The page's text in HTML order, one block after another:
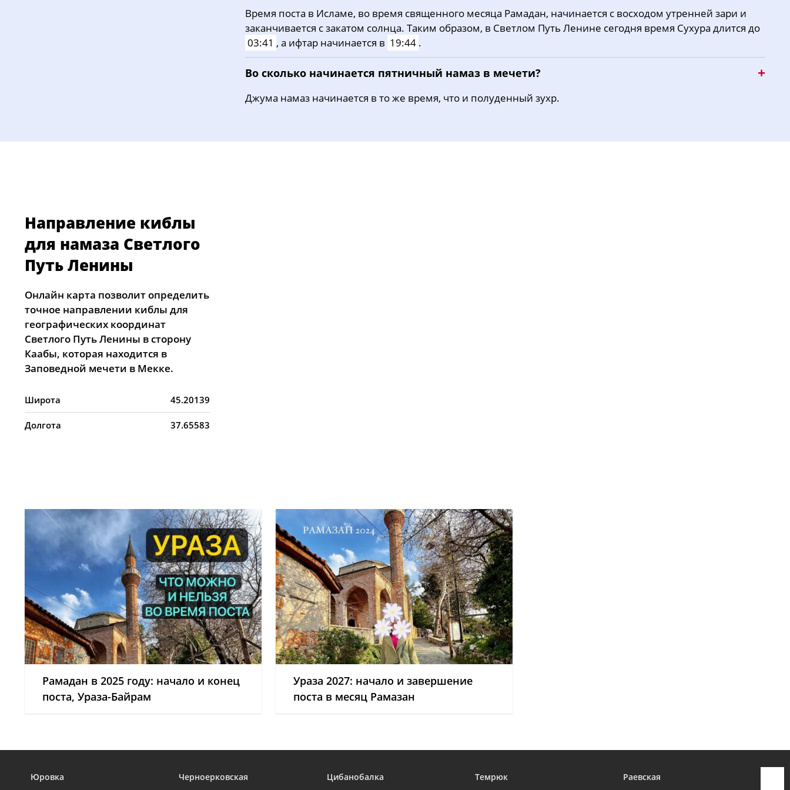
30, Вс
04:15 05:48 12:30 16:14 19:11
20:38
31, Пн
04:17 05:50 19:09 20:35
Время поста в Исламе, во время священного месяца Рамадан, начинается с восходом утренней зари и
заканчивается с закатом солнца. Таким образом, в Светлом Путь Ленине сегодня время Сухура длится до
03:41 , а ифтар начинается в 19:44 .
Во сколько начинается пятничный намаз в мечети?
Джума намаз начинается в то же время, что и полуденный зухр.
Направление киблы
для намаза Светлого
Путь Ленины
Онлайн карта позволит определить
точное направлении киблы для
географических координат
Светлого Путь Ленины в сторону
Каабы, которая находится в
Заповедной мечети в Мекке.
Широта 45.20139
Долгота 37.65583
Рамадан в 2025 году: начало и конец
поста, Ураза-Байрам
Ураза 2027: начало и завершение
поста в месяц Рамазан
Юровка Черноерковская Цибанобалка Темрюк
Раевская